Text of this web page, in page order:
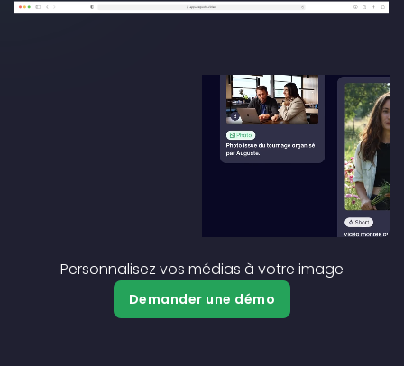
Personnalisez vos médias à votre image
Demander une démo